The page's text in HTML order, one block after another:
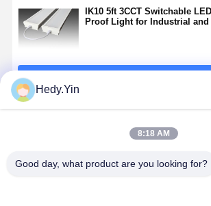
IK10 5ft 3CCT Switchable
Proof Light for Industrial and
Prodotti Raccomandati
Hedy.Yin
8:18 AM
Good day, what product are you looking for?